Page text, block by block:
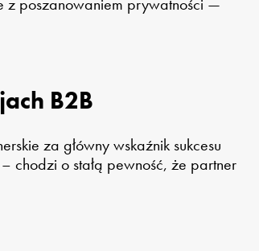
B2B
za główny wskaźnik sukcesu
chodzi o stałą pewność, że partner